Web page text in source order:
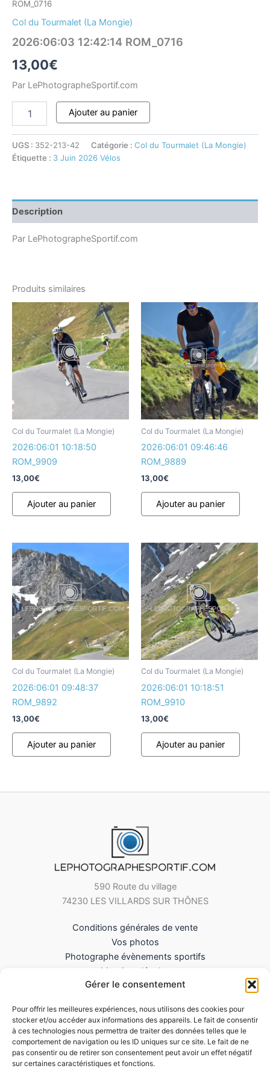
Gérer le consentement
Pour offrir les meilleures expériences, nous utilisons des cookies pour
stocker et/ou accéder aux informations des appareils. Le fait de consentir
à ces technologies nous permettra de traiter des données telles que le
comportement de navigation ou les ID uniques sur ce site. Le fait de ne
pas consentir ou de retirer son consentement peut avoir un effet négatif
sur certaines caractéristiques et fonctions.
ROM_0716
Col du Tourmalet (La Mongie)
2026:06:03 12:42:14 ROM_0716
13,00€
Par LePhotographeSportif.com
Ajouter au panier
UGS : 352-213-42 Catégorie : Col du Tourmalet (La Mongie)
Étiquette : 3 Juin 2026 Vélos
Description
Par LePhotographeSportif.com
Produits similaires
Col du Tourmalet (La Mongie)
2026:06:01 10:18:50
ROM_9909
13,00€
Ajouter au panier
Col du Tourmalet (La Mongie)
2026:06:01 09:46:46
ROM_9889
13,00€
Ajouter au panier
Col du Tourmalet (La Mongie)
2026:06:01 09:48:37
ROM_9892
13,00€
Ajouter au panier
Col du Tourmalet (La Mongie)
2026:06:01 10:18:51
ROM_9910
13,00€
Ajouter au panier
590 Route du village
74230 LES VILLARDS SUR THÔNES
Conditions générales de vente
Vos photos
Photographe évènements sportifs
Mentions légales
Mes Téléchargements
Politique de cookies (UE)